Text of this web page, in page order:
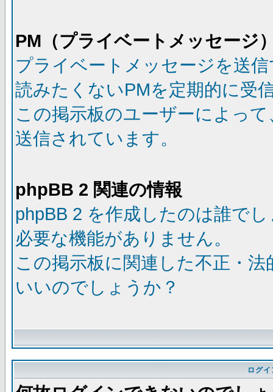
PM（プライベートメッセージ
プライベートメッセージを送
読みたくないPMを定期的に受
この掲示板のユーザーによっ
送信されています。
phpBB 2 関連の情報
phpBB 2 を作成したのは誰で
必要な機能がありません。
この掲示板に関連した不正・
いいのでしょうか？
ログ